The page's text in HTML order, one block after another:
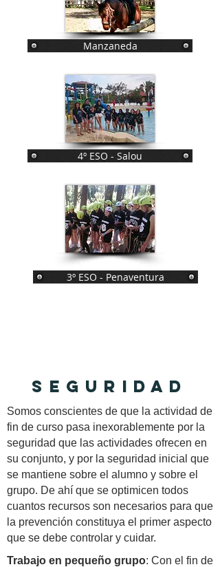
Manzaneda
4º ESO - Salou
3º ESO - Penaventura
SEGURIDAD
Somos conscientes de que la actividad de
fin de curso pasa inexorablemente por la
seguridad que las actividades ofrecen en
su conjunto, y por la seguridad inicial que
se mantiene sobre el alumno y sobre el
grupo. De ahí que se optimicen todos
cuantos recursos son necesarios para que
la prevención constituya el primer aspecto
que se debe controlar y cuidar.
Trabajo en pequeño grupo: Con el fin de